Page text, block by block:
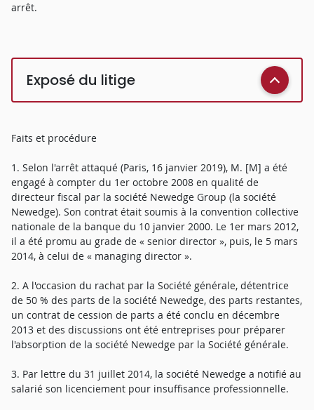
arrêt.
Exposé du litige
Faits et procédure
1. Selon l'arrêt attaqué (Paris, 16 janvier 2019), M. [M] a été
engagé à compter du 1er octobre 2008 en qualité de
directeur fiscal par la société Newedge Group (la société
Newedge). Son contrat était soumis à la convention collective
nationale de la banque du 10 janvier 2000. Le 1er mars 2012,
il a été promu au grade de « senior director », puis, le 5 mars
2014, à celui de « managing director ».
2. A l'occasion du rachat par la Société générale, détentrice
de 50 % des parts de la société Newedge, des parts restantes,
un contrat de cession de parts a été conclu en décembre
2013 et des discussions ont été entreprises pour préparer
l'absorption de la société Newedge par la Société générale.
3. Par lettre du 31 juillet 2014, la société Newedge a notifié au
salarié son licenciement pour insuffisance professionnelle.